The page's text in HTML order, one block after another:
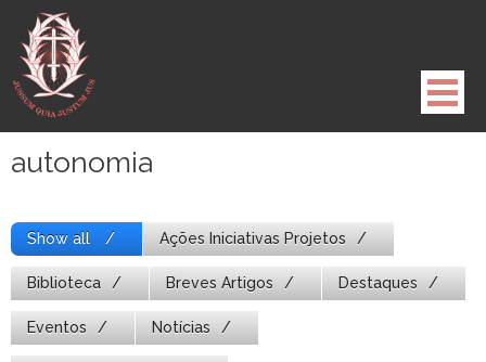
para
conteúdo
autonomia
Show all Ações Iniciativas Projetos
Biblioteca Breves Artigos Destaques
Eventos Notícias